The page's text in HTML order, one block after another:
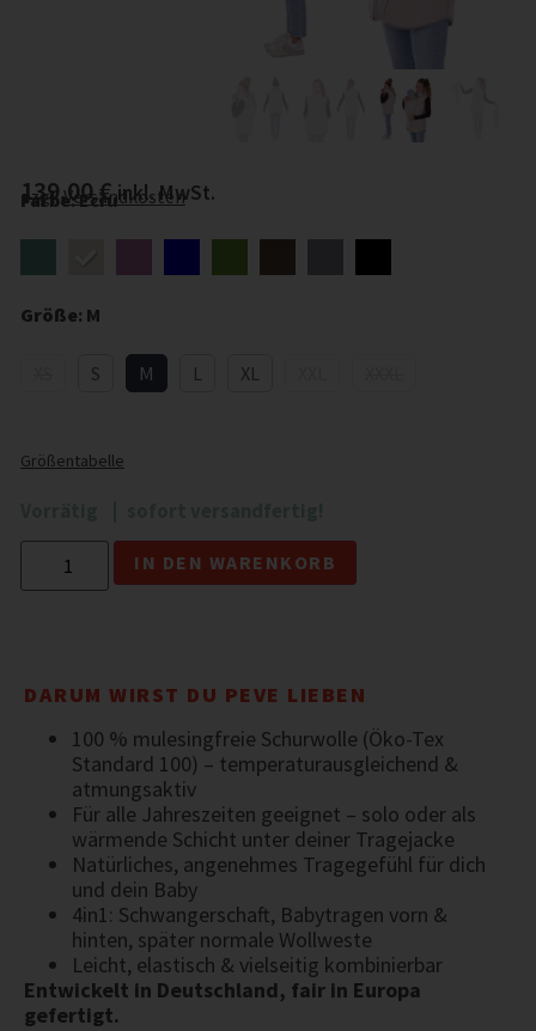
139,00€ inkl. MwSt.
zzgl.Versandkosten
Größe: M
S M L XL
Größentabelle
Farbe:Ecru
IN DEN WARENKORB
DARUM WIRST DU PEVE LIEBEN
100 % mulesingfreie Schurwolle (Öko-Tex
Standard 100) – temperaturausgleichend &
atmungsaktiv
Für alle Jahreszeiten geeignet – solo oder als
wärmende Schicht unter deiner Tragejacke
Natürliches, angenehmes Tragegefühl für dich
und dein Baby
4in1: Schwangerschaft, Babytragen vorn &
hinten, später normale Wollweste
Leicht, elastisch & vielseitig kombinierbar
Entwickelt in Deutschland, fair in Europa
gefertigt.